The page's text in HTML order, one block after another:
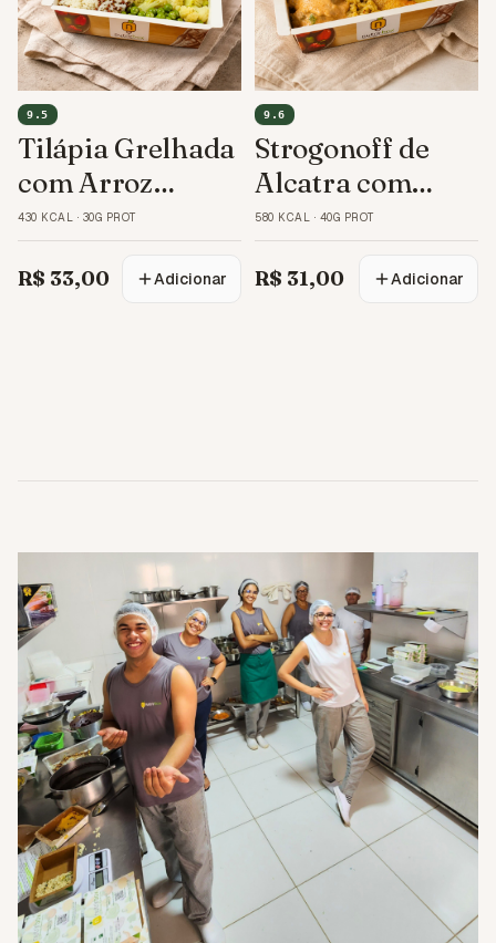
9.5
Tilápia Grelhada
com Arroz
Basmati e
Quinoa
430 KCAL · 30G PROT
R$ 33,00 Adicionar
9.6
Strogonoff de
Alcatra com
Shitake e Arroz
580 KCAL · 40G PROT
R$ 31,00 Adicionar